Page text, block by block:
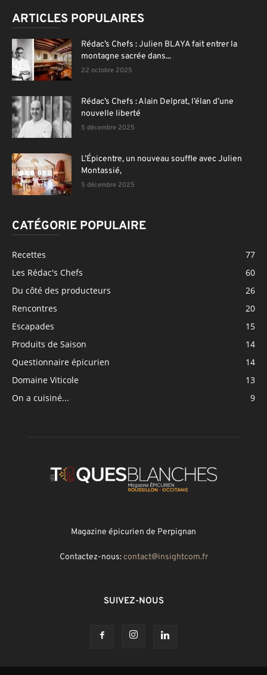
ARTICLES POPULAIRES
Rédac’s Chefs : Julien BLAYA fait entrer la
montagne sacrée dans...
22 octobre 2025
Rédac’s Chefs : Alain Delprat, l’élan d’une
nouvelle liberté
5 décembre 2025
L’Épicentre, un nouveau souffle avec Julien
Montassié,
5 décembre 2025
CATÉGORIE POPULAIRE
Recettes
77
Les Rédac's Chefs
60
Du côté des producteurs
26
Rencontres
20
Escapades
15
Produits de Saison
14
Questionnaire épicurien
14
Domaine Viticole
13
On a cuisiné...
9
Magazine épicurien de Perpignan
Contactez-nous:contact@insightcom.fr
SUIVEZ-NOUS